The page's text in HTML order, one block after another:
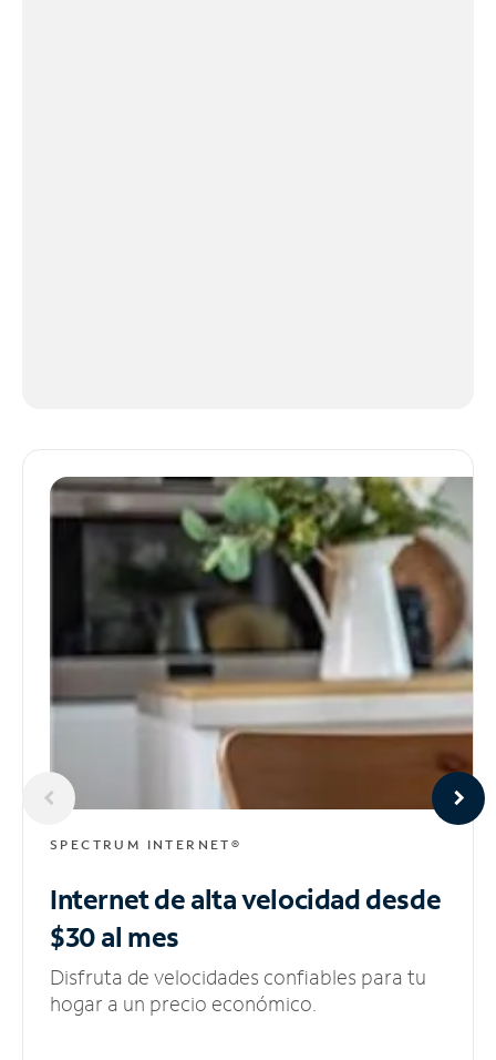
SPECTRUM INTERNET®
Internet de alta velocidaddesde
$30 al mes
Disfruta de velocidades confiables para tu
hogar a un precio económico.